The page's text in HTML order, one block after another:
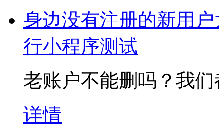
身边没有注册的新用
行小程序测试
老账户不能删吗？我
详情